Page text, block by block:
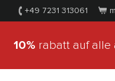
+49 7231 313061
10% rabatt auf alle